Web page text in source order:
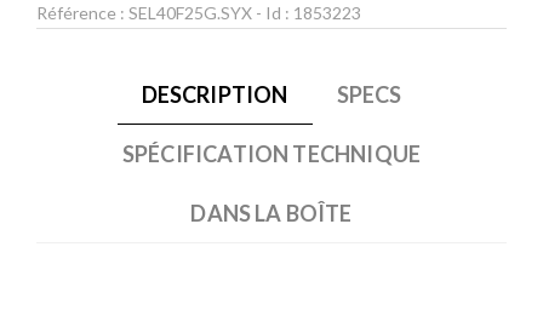
Référence : SEL40F25G.SYX - Id : 1853223
DESCRIPTION SPECS
SPÉCIFICATION TECHNIQUE
DANS LA BOÎTE